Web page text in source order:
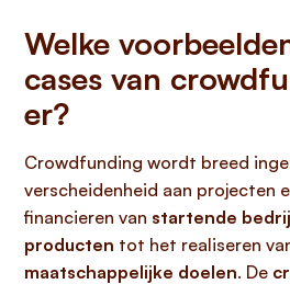
Welke
cases van
er?
Crowdfunding wordt breed
verscheidenheid aan projecten
financieren van startende
producten tot het realiseren
maatschappelijke doelen. De